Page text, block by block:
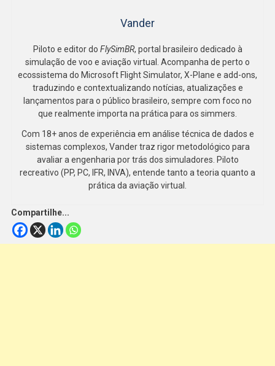
Vander
Piloto e editor do FlySimBR, portal brasileiro dedicado à
simulação de voo e aviação virtual. Acompanha de perto o
ecossistema do Microsoft Flight Simulator, X-Plane e add-ons,
traduzindo e contextualizando notícias, atualizações e
lançamentos para o público brasileiro, sempre com foco no
que realmente importa na prática para os simmers.
Com 18+ anos de experiência em análise técnica de dados e
sistemas complexos, Vander traz rigor metodológico para
avaliar a engenharia por trás dos simuladores. Piloto
recreativo (PP, PC, IFR, INVA), entende tanto a teoria quanto a
prática da aviação virtual.
Compartilhe...